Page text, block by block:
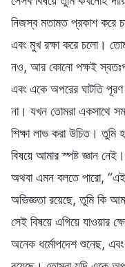
নিজস্ব মতামত প্রকাশ করে
এবং মুখ রক্ষা করে চলো।
নও, আর কোনো পক্ষই
এবং একে অপরের ঘাটতি
না। যখন তোমরা একসাথে
শিক্ষা লাভ করা উচিত। তুমি
বিষয়ে আমার স্পষ্ট জ্ঞান
অথবা এমন বলতে পারো, “এই
অভিজ্ঞতা রয়েছে, তুমি কি
সেই বিষয়ে এগিয়ে যাওয়ার
অনেক ধর্মোপদেশ শুনেছ, এবং